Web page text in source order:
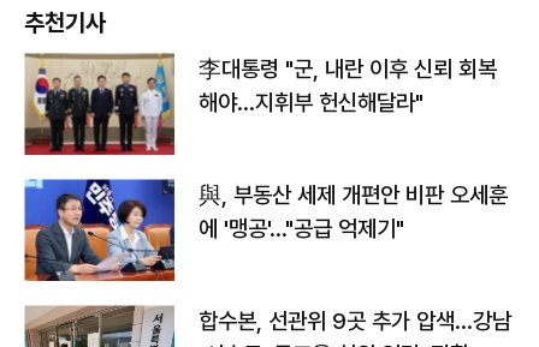
추천기사
李대통령 "군, 내란 이후 신뢰 회복
해야…지휘부 헌신해달라"
與, 부동산 세제 개편안 비판 오세훈
에 '맹공'…"공급 억제기"
합수본, 선관위 9곳 추가 압색…강남